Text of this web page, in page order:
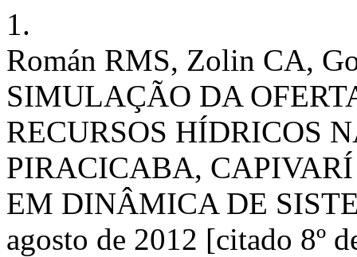
1.
Román RMS, Zolin CA,
SIMULAÇÃO DA
RECURSOS HÍDRICOS
PIRACICABA,
EM DINÂMICA DE
agosto de 2012 [citado 8º